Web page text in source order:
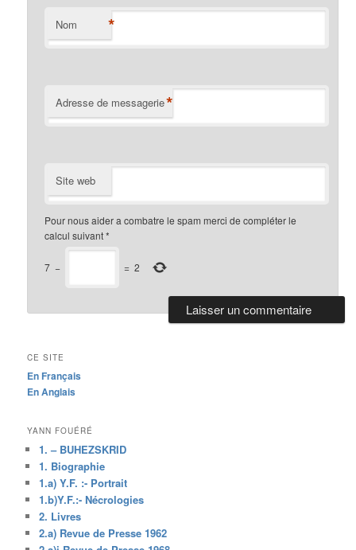
Nom *
Adresse de messagerie*
Site web
Pour nous aider a combatre le spam merci de compléter le
calcul suivant*
7 − = 2
CE SITE
En Français
En Anglais
YANN FOUÉRÉ
1. – BUHEZSKRID
1. Biographie
1.a) Y.F. :- Portrait
1.b)Y.F.:- Nécrologies
2. Livres
2.a) Revue de Presse 1962